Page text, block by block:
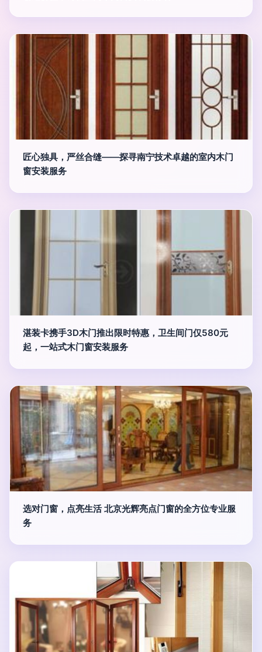
匠心独具，严丝合缝——探寻南宁技术卓越的室内木门
窗安装服务
湛装卡携手3D木门推出限时特惠，卫生间门仅580元
起，一站式木门窗安装服务
选对门窗，点亮生活 北京光辉亮点门窗的全方位专业服
务